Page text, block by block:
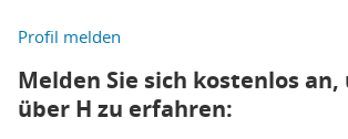
Profil melden
Melden Sie sich kostenlos
über H zu erfahren: